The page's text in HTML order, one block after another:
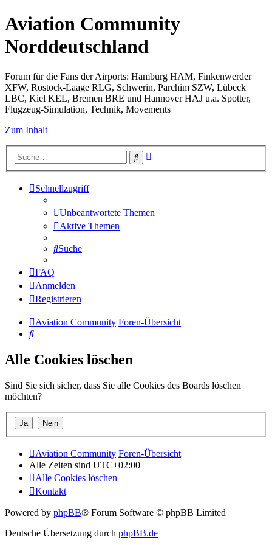
Aviation Community
Norddeutschland
Forum für die Fans der Airports: Hamburg HAM, Finkenwerder
XFW, Rostock-Laage RLG, Schwerin, Parchim SZW, Lübeck
LBC, Kiel KEL, Bremen BRE und Hannover HAJ u.a. Spotter,
Flugzeug-Simulation, Technik, Movements
Zum Inhalt
Suche
Schnellzugriff
Unbeantwortete Themen
Aktive Themen
Suche
FAQ
Anmelden
Registrieren
Aviation Community Foren-Übersicht
Suche
Alle Cookies löschen
Sind Sie sich sicher, dass Sie alle Cookies des Boards löschen
möchten?
Aviation Community Foren-Übersicht
Alle Zeiten sind UTC+02:00
Alle Cookies löschen
Kontakt
Powered by phpBB® Forum Software © phpBB Limited
Deutsche Übersetzung durch phpBB.de